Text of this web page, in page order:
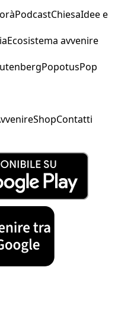
PodcastChiesaIdee e
Ecosistema avvenire
PopotusPop
ShopContatti